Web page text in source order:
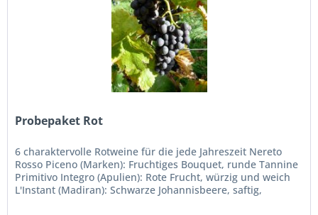
Probepaket Rot
6 charaktervolle Rotweine für die jede Jahreszeit Nereto
Rosso Piceno (Marken): Fruchtiges Bouquet, runde Tannine
Primitivo Integro (Apulien): Rote Frucht, würzig und weich
L'Instant (Madiran): Schwarze Johannisbeere, saftig,